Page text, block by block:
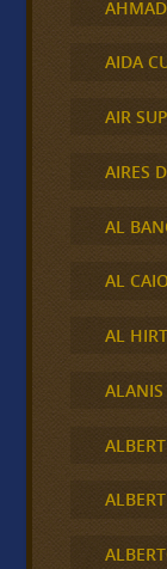
AIDA
AIR
AIRES
AL
AL
AL HIRT
ALANIS